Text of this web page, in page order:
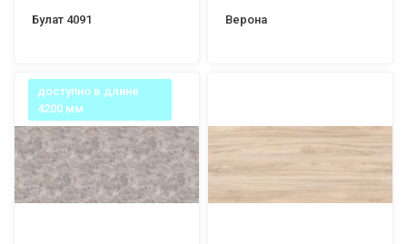
Булат 4091 Верона
доступно в длине
4200 мм